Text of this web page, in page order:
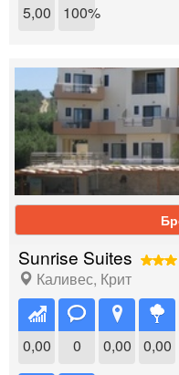
5,00 100%
Sunrise Suites
Каливес, Крит
0,00 0 0,00 0,00